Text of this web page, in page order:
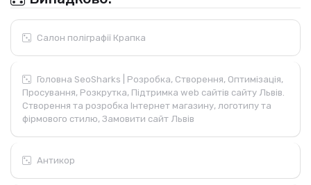
Салон поліграфії Крапка
Головна SeoSharks | Розробка, Створення, Оптимізація,
Просування, Розкрутка, Підтримка web сайтів сайту Львів.
Створення та розробка Інтернет магазину, логотипу та
фірмового стилю, Замовити сайт Львів
Антикор